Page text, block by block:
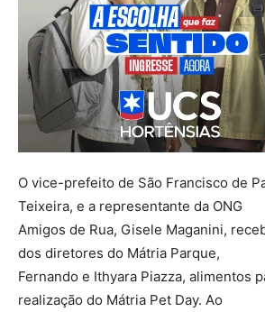
O vice-prefeito de São Francisco de
Teixeira, e a representante da ONG
Amigos de Rua, Gisele Maganini,
dos diretores do Mátria Parque,
Fernando e Ithyara Piazza, alimentos
realização do Mátria Pet Day. Ao